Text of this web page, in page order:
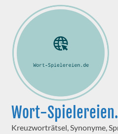
Wort-
Kreuzworträtsel, Synonyme,